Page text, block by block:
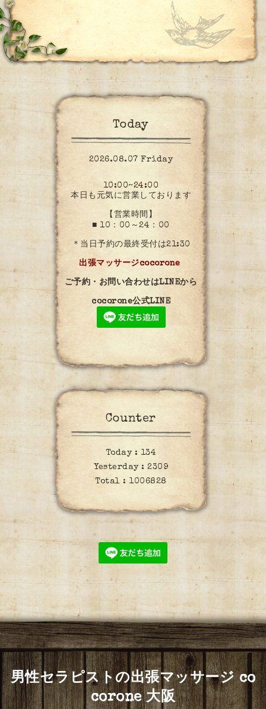
Today
2026.08.07 Friday
10:00~24:00
本日も元気に営業しております
【営業時間】
■ 10：00～24：00
＊当日予約の最終受付は21:30
出張マッサージcocorone
ご予約・お問い合わせはLINEから
cocorone公式LINE
Counter
Today : 134
Yesterday : 2309
Total :1006828
男性セラピストの出張マッサージ co
corone 大阪